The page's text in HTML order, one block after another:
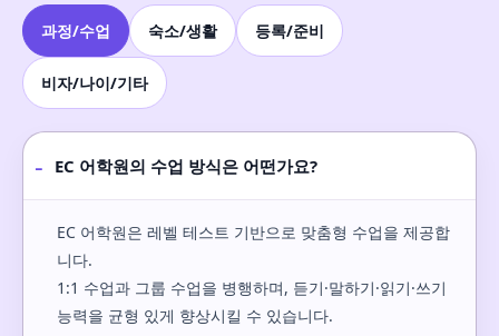
과정/수업 숙소/생활 등록/준비
비자/나이/기타
- EC 어학원의 수업 방식은 어떤가요?
EC 어학원은 레벨 테스트 기반으로 맞춤형 수업을 제공합
니다.
1:1 수업과 그룹 수업을 병행하며, 듣기·말하기·읽기·쓰기
능력을 균형 있게 향상시킬 수 있습니다.